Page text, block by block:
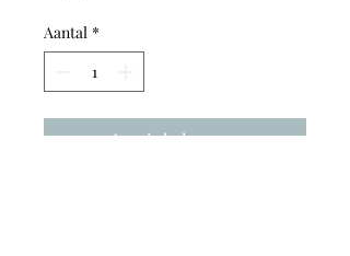
Aantal *
In winkelwagen